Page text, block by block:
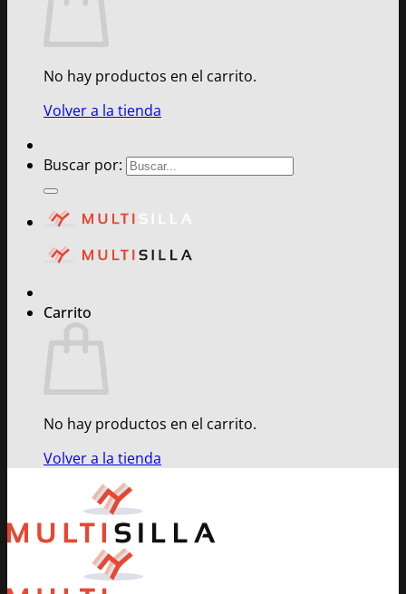
No hay productos en el carrito.
Volver a la tienda
Buscar por:
Carrito
No hay productos en el carrito.
Volver a la tienda